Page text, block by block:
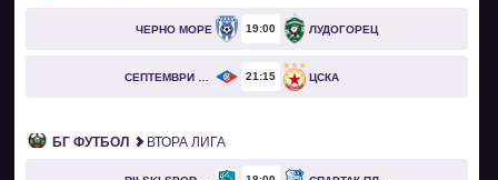
ЧЕРНО МОРЕ 19 00 ЛУДОГОРЕЦ
21 15 ЦСКА
БГ ФУТБОЛ ВТОРА ЛИГА